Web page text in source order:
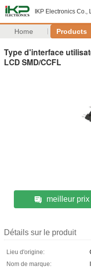
IKP Electronics Co.,
Home Products
Type d'interface
LCD SMD/CCFL
meilleur prix
Détails sur le produit
Lieu d'origine:
Nom de marque: